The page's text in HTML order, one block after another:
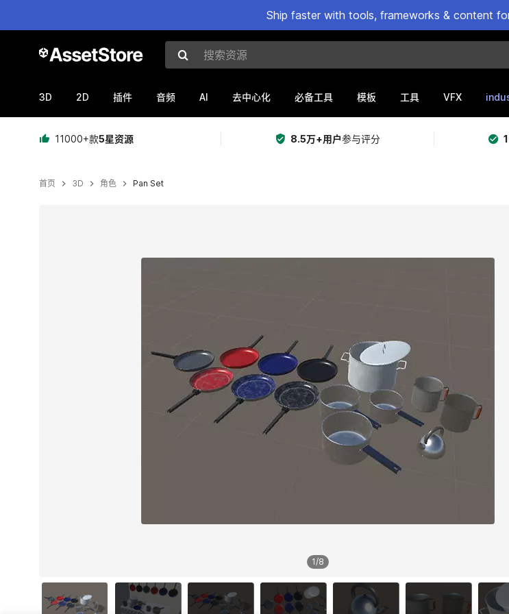
Ship faster with tools, frameworks & content
搜索资源
3D 2D 插件 音频 AI 去中心化 必备工具 模板 工具 VFX
11000+款5星资源 8.5万+用户参与评分
首页 3D 角色 Pan Set
1/8